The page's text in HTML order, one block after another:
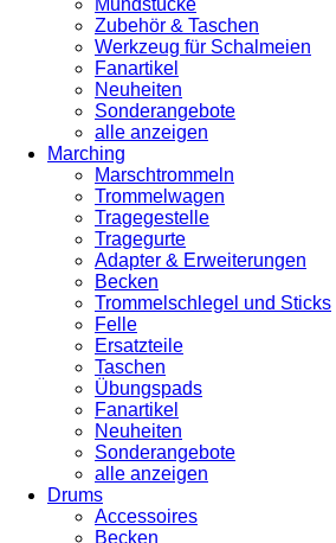
Mundstücke
Zubehör & Taschen
Werkzeug für Schalmeien
Fanartikel
Neuheiten
Sonderangebote
alle anzeigen
Marching
Marschtrommeln
Trommelwagen
Tragegestelle
Tragegurte
Adapter & Erweiterungen
Becken
Trommelschlegel und Sticks
Felle
Ersatzteile
Taschen
Übungspads
Fanartikel
Neuheiten
Sonderangebote
alle anzeigen
Drums
Accessoires
Becken